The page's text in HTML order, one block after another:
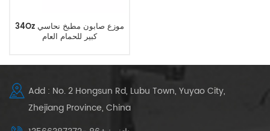
34Oz موزع صابون مطبخ نحاسي
كبير للحمام العام
Add : No. 2 Hongsun Rd, Lubu Town, Yuyao City,
Zhejiang Province, China